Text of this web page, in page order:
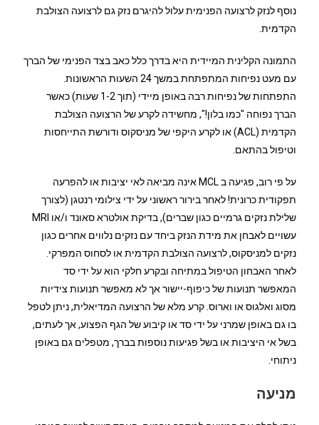
נוסף לנזק לרצועה הפנימית עלול להיגרם נזק גם לרצועה הצולבת
הקדמית.
התמונה הקלינית המיידית היא בדרך כלל כאב בצד הפנימי של הברך
עם מעט נפיחות המתפתחת במשך 24 השעות הראשונות.
התפתחות של נפיחות רבה באופן מיידי (תוך 1-2 שעות) כאשר
הברך נפוחה "כמו בלון!", מחשידה לקרע של הרצועה הצולבת
הקדמית (ACL) או לקרע היקפי של מניסקוס ודורשת התייחסות
וטיפול בהתאם.
על פי רוב, פגיעה ב MCL אינה מביאה לאי יציבות או להפרעה
תפקודית כרונית! לאחר בירור ראשוני על ידי צילומי רנטגן (לצורך
שלילת נזקים גרמיים כגון שברים), בדיקת אולטרא סאונד ו/או MRI
עשויים לאבחן את מידת הנזק ביחד עם נזקים נלווים אחרים כגון
נזקים למניסקוס, לרצועה הצולבת הקדמית או לסחוס המפרקי.
לאחר האבחון הטיפול במתיחה ובקרע חלקי הוא על ידי סד
המאפשר תנועות של כיפוף-יישור אך לא מאפשר תנועות צידיות
מסוג ואלגוס או וארוס. קרע מלא של הרצועה המדיאלית, ניתן לטפל
בו גם באופן שמרני על ידי סד או קיבוע של הגף הפצוע, אך לעתים,
בשל אי היציבות או בשל פגיעות נוספות בברך, מטפלים גם באופן
ניתוחי.
מניעה